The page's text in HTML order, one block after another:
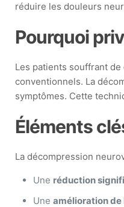
réduire les douleurs
Pourquoi
Les patients souffrant de
conventionnels. La
symptômes. Cette
Éléments
La décompression
Une réduction
Uneamélioration